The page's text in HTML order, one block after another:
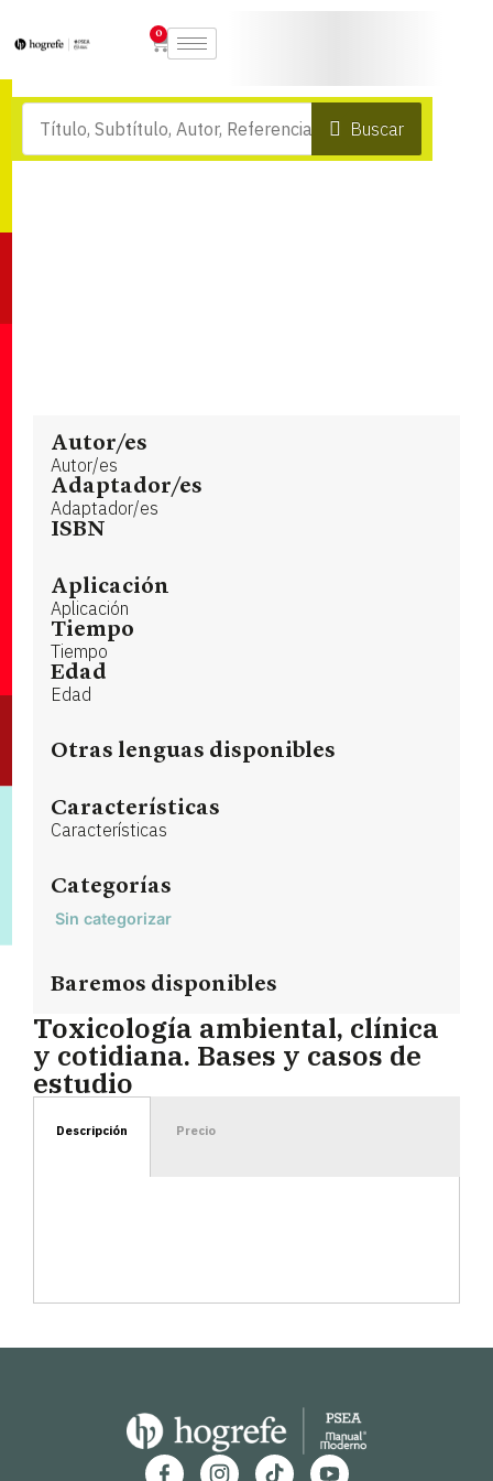
0
Buscar
Autor/es
Autor/es
Adaptador/es
Adaptador/es
ISBN
Aplicación
Aplicación
Tiempo
Tiempo
Edad
Edad
Otras lenguas disponibles
Características
Características
Categorías
Sin categorizar
Baremos disponibles
Toxicología ambiental, clínica
y cotidiana. Bases y casos de
estudio
Descripción Precio